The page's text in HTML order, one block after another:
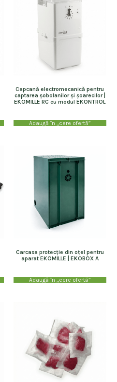
Capcană electromecanică pentru
captarea șobolanilor și șoarecilor |
EKOMILLE RC cu modul EKONTROL
Adaugă în „cere ofertă”
Carcasa protecție din oțel pentru
aparat EKOMILLE | EKOBOX A
Adaugă în „cere ofertă”